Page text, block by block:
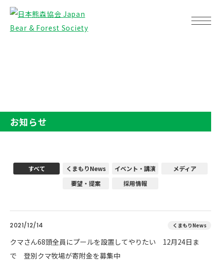
お知らせ
すべて くまもりNews イベント・講演
メディア
要望・提案
採用情報
2021/12/14 くまもりNews
クマさん68頭全員にプールを設置してやりたい 12月24日ま
で 登別クマ牧場が寄附金を募集中